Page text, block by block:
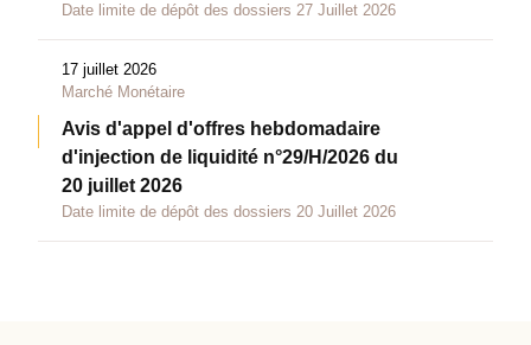
Date limite de dépôt des dossiers 27 Juillet 2026
17 juillet 2026
Marché Monétaire
Avis d'appel d'offres hebdomadaire
d'injection de liquidité n°29/H/2026 du
20 juillet 2026
Date limite de dépôt des dossiers 20 Juillet 2026